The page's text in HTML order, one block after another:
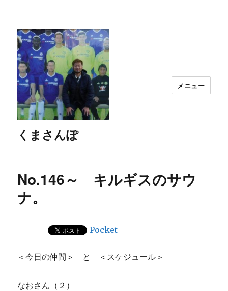
くまさんぽ
メニュー
No.146～ キルギスのサウ
ナ。
Pocket
＜今日の仲間＞ と ＜スケジュール＞
なおさん（２）